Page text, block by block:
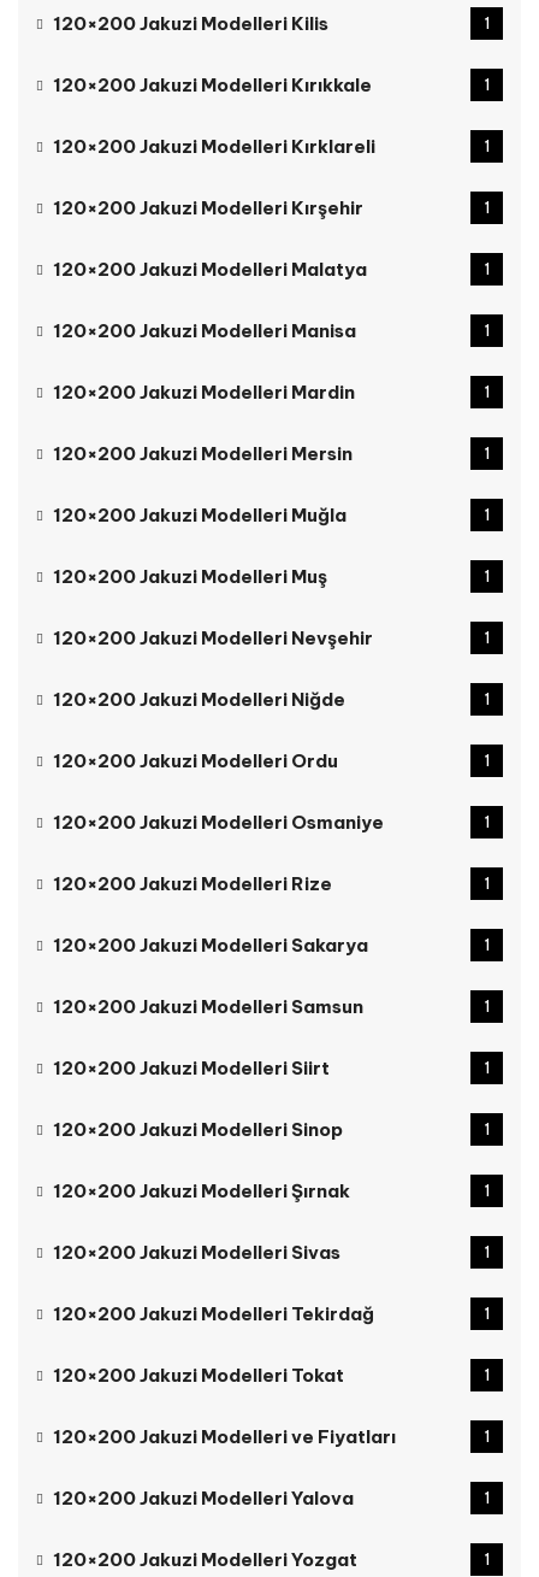
120×200 Jakuzi Modelleri Kilis 1
120×200 Jakuzi Modelleri Kırıkkale 1
120×200 Jakuzi Modelleri Kırklareli 1
120×200 Jakuzi Modelleri Kırşehir 1
120×200 Jakuzi Modelleri Malatya 1
120×200 Jakuzi Modelleri Manisa 1
120×200 Jakuzi Modelleri Mardin 1
120×200 Jakuzi Modelleri Mersin 1
120×200 Jakuzi Modelleri Muğla 1
120×200 Jakuzi Modelleri Muş 1
120×200 Jakuzi Modelleri Nevşehir 1
120×200 Jakuzi Modelleri Niğde 1
120×200 Jakuzi Modelleri Ordu 1
120×200 Jakuzi Modelleri Osmaniye 1
120×200 Jakuzi Modelleri Rize 1
120×200 Jakuzi Modelleri Sakarya 1
120×200 Jakuzi Modelleri Samsun 1
120×200 Jakuzi Modelleri Siirt 1
120×200 Jakuzi Modelleri Sinop 1
120×200 Jakuzi Modelleri Şırnak 1
120×200 Jakuzi Modelleri Sivas 1
120×200 Jakuzi Modelleri Tekirdağ 1
120×200 Jakuzi Modelleri Tokat 1
120×200 Jakuzi Modelleri ve Fiyatları 1
120×200 Jakuzi Modelleri Yalova 1
120×200 Jakuzi Modelleri Yozgat 1